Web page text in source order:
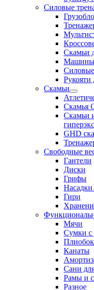
Силовые
Скамьи
Машины
Рукояти
Скамьи
Скамья
Скамьи
GHD
Свободные
Гантели
Диски
Грифы
Гири
Мячи
Сумки с
Канаты
Сани
Рамы и
Разное